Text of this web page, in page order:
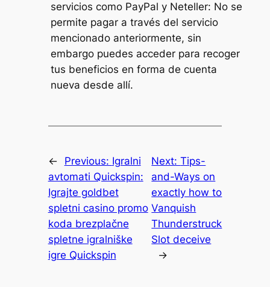
servicios como PayPal y Neteller: No se
permite pagar a través del servicio
mencionado anteriormente, sin
embargo puedes acceder para recoger
tus beneficios en forma de cuenta
nueva desde allí.
← Previous: Igralni
avtomati Quickspin:
Igrajte goldbet
spletni casino promo
koda brezplačne
spletne igralniške
igre Quickspin
Next:Tips-
and-Ways on
exactly how to
Vanquish
Thunderstruck
Slot deceive
→